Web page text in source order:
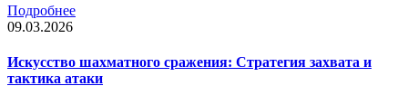
Подробнее
09.03.2026
Искусство шахматного сражения: Стратегия захвата и
тактика атаки